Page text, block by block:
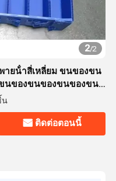
2/2
ายน้ําสี่เหลี่ยม ขนของขน
นของขนของขนของขน
ของขนของขนของขน
นของขนของขนของขน
นของขนของขนของขน
นของขนของขนของขน
ของขนของขนของขน
น
ติดต่อตอนนี้